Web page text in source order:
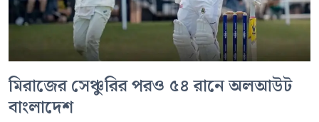
মিরাজের সেঞ্চুরির পরও ৫৪ রানে অলআউট
বাংলাদেশ